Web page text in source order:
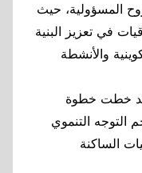
المسؤولية، حيث
في تعزيز البنية
والأنشطة
قد خطت خطوة
التوجه التنموي
الساكنة